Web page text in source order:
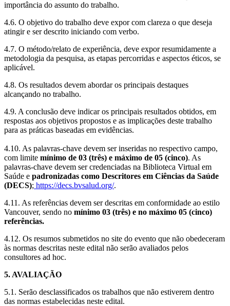
importância do assunto do trabalho.
4.6. O objetivo do trabalho deve expor com clareza o que deseja
atingir e ser descrito iniciando com verbo.
4.7. O método/relato de experiência, deve expor resumidamente a
metodologia da pesquisa, as etapas percorridas e aspectos éticos, se
aplicável.
4.8. Os resultados devem abordar os principais destaques
alcançando no trabalho.
4.9. A conclusão deve indicar os principais resultados obtidos, em
respostas aos objetivos propostos e as implicações deste trabalho
para as práticas baseadas em evidências.
4.10. As palavras-chave devem ser inseridas no respectivo campo,
com limite mínimo de 03 (três) e máximo de 05 (cinco). As
palavras-chave devem ser credenciadas na Biblioteca Virtual em
Saúde e padronizadas como Descritores em Ciências da Saúde
(DECS); https://decs.bvsalud.org/.
4.11. As referências devem ser descritas em conformidade ao estilo
Vancouver, sendo no mínimo 03 (três) e no máximo 05 (cinco)
referências.
4.12. Os resumos submetidos no site do evento que não obedeceram
às normas descritas neste edital não serão avaliados pelos
consultores ad hoc.
5. AVALIAÇÃO
5.1. Serão desclassificados os trabalhos que não estiverem dentro
das normas estabelecidas neste edital.